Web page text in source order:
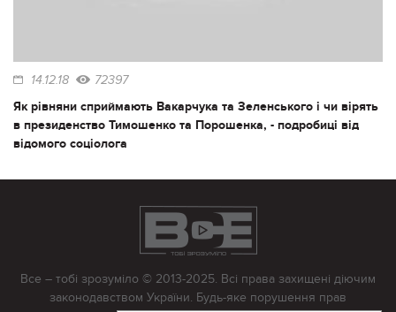
14.12.18 72397
Як рівняни сприймають Вакарчука та Зеленського і чи вірять
в президенство Тимошенко та Порошенка, - подробиці від
відомого соціолога
Все – тобі зрозуміло © 2013-2025. Всі права захищені діючим
законодавством України. Будь-яке порушення прав